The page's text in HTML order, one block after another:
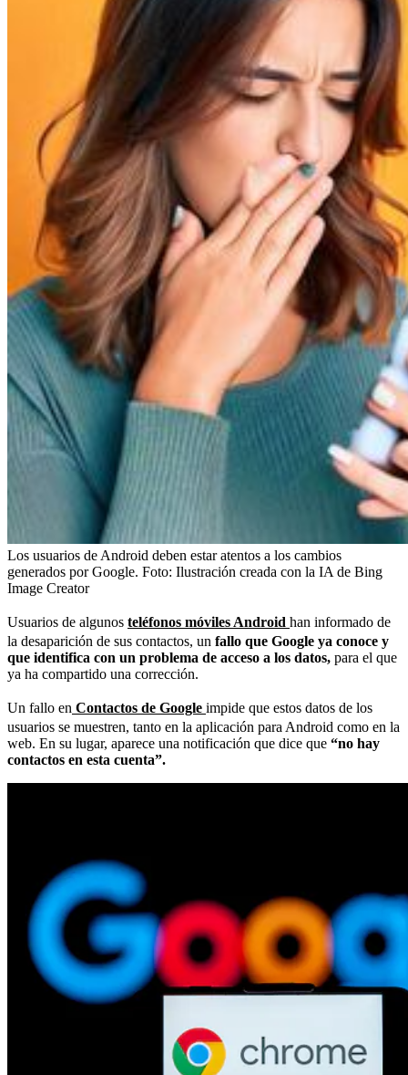
Los usuarios de Android deben estar atentos a los cambios
generados por Google. Foto: Ilustración creada con la IA de Bing
Image Creator
Usuarios de algunos teléfonos móviles Android han informado de
la desaparición de sus contactos, un fallo que Google ya conoce y
que identifica con un problema de acceso a los datos, para el que
ya ha compartido una corrección.
Un fallo en Contactos de Google impide que estos datos de los
usuarios se muestren, tanto en la aplicación para Android como en la
web. En su lugar, aparece una notificación que dice que “no hay
contactos en esta cuenta”.